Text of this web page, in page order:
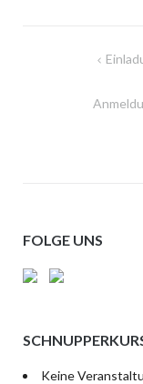
FOLGE UNS
Keine